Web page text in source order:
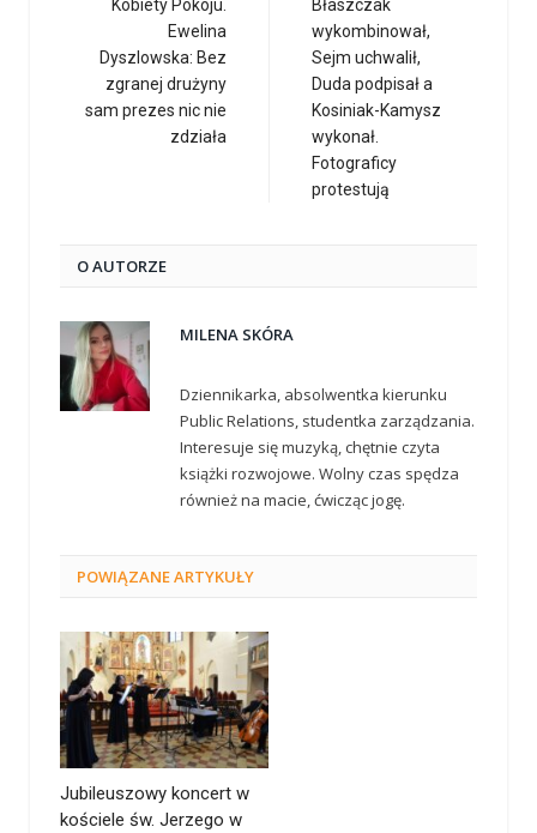
Kobiety Pokoju.
Ewelina
Dyszlowska: Bez
zgranej drużyny
sam prezes nic nie
zdziała
Błaszczak
wykombinował,
Sejm uchwalił,
Duda podpisał a
Kosiniak-Kamysz
wykonał.
Fotograficy
protestują
O AUTORZE
MILENA SKÓRA
Dziennikarka, absolwentka kierunku
Public Relations, studentka zarządzania.
Interesuje się muzyką, chętnie czyta
książki rozwojowe. Wolny czas spędza
również na macie, ćwicząc jogę.
POWIĄZANEARTYKUŁY
Jubileuszowy koncert w
kościele św. Jerzego w